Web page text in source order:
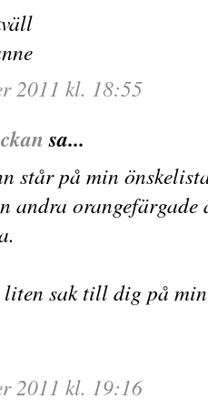
2011 kl. 18:55
sa...
står på min
andra
liten sak till dig på
2011 kl. 19:16